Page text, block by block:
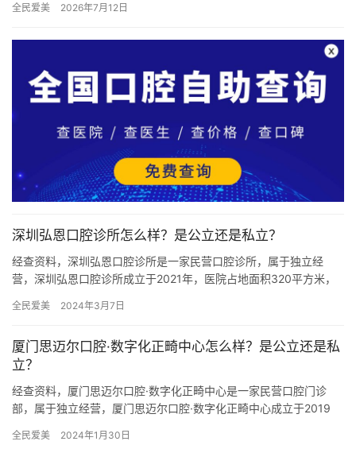
表以及补…
全民爱美 2026年7月12日
深圳弘恩口腔诊所怎么样？是公立还是私立？
经查资料，深圳弘恩口腔诊所是一家民营口腔诊所，属于独立经
营，深圳弘恩口腔诊所成立于2021年，医院占地面积320平方米，
科、…
全民爱美 2024年3月7日
厦门思迈尔口腔·数字化正畸中心怎么样？是公立还是私
立？
经查资料，厦门思迈尔口腔·数字化正畸中心是一家民营口腔门诊
部，属于独立经营，厦门思迈尔口腔·数字化正畸中心成立于2019
全民爱美 2024年1月30日